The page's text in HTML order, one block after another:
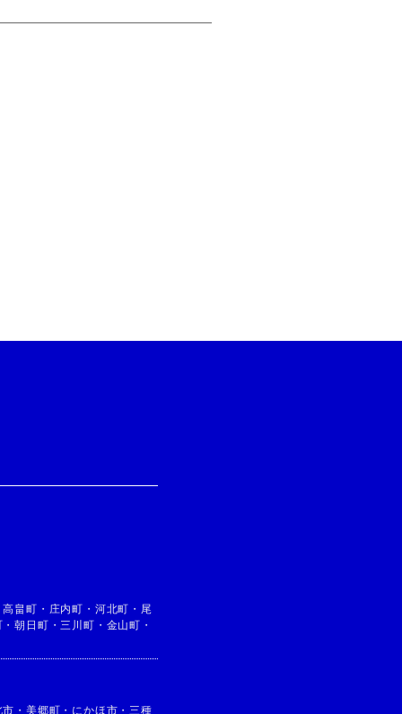
高畠町 ・ 庄内町 ・ 河北町 ・ 尾
・朝日町 ・ 三川町 ・ 金山町 ・
市 ・美郷町 ・ にかほ市 ・ 三種